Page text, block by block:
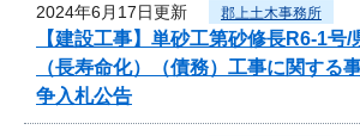
2024年6月17日更新 郡上土木事務所
【建設工事】単砂工第砂修長R6-1号/
（長寿命化）（債務）工事に関する
争入札公告